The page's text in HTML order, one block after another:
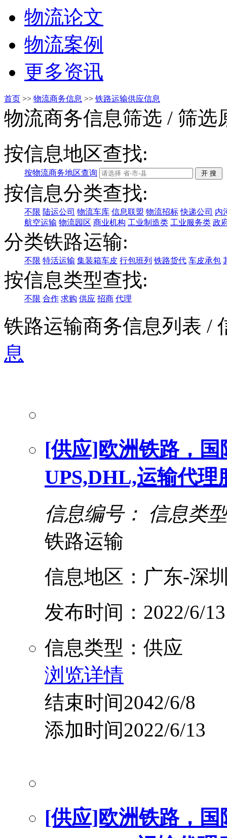
物流论文
物流案例
更多资讯
首页 >> 物流商务信息 >> 铁路运输供应信息
物流商务信息筛选 / 筛选
按信息地区查找:
按物流商务地区查询
按信息分类查找:
不限 陆运公司 物流车库 信息联盟 物流招标 快递公司 内
航空运输 物流园区 商业机构 工业制造类 工业服务类 政
分类铁路运输:
不限 特活运输 集装箱车皮 行包班列 铁路货代 车皮承包
按信息类型查找:
不限 合作 求购 供应 招商 代理
铁路运输商务信息列表 /
息
[供应]欧洲铁路，
UPS,DHL,运输代理
信息编号： 信息类
铁路运输
信息地区：广东-深
发布时间：2022/6/13
信息类型：供应
浏览详情
结束时间2042/6/8
添加时间2022/6/13
[供应]欧洲铁路，